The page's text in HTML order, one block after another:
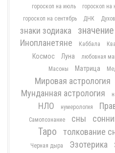
гороскоп на июль гороскоп на
гороскоп на сентябрь
ДНК
знаки зодиака
Инопланетяне Каббала
Космос
Луна любовная
Масоны
Матрица
Мировая астрология
Мунданная астрология
НЛО
нумерология
Самопознание
сны
Таро толкование
Черная дыра Эзотерика